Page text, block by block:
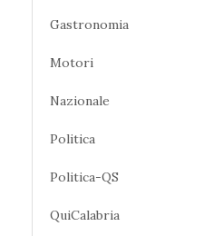
Gastronomia
Motori
Nazionale
Politica
Politica-QS
QuiCalabria